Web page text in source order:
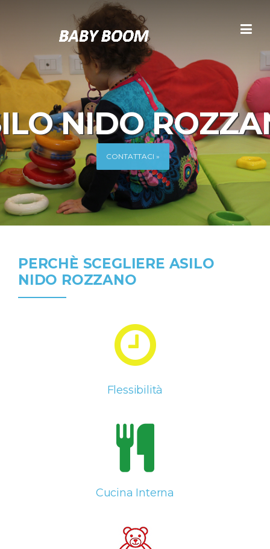
NIDO
CONTATTACI »
PERCHÈ SCEGLIERE ASILO
NIDO ROZZANO
Flessibilità
Cucina Interna